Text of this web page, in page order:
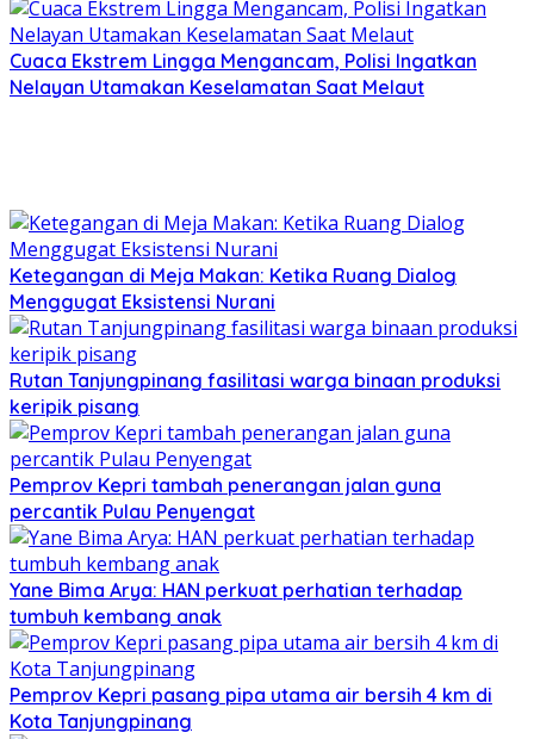
Cuaca Ekstrem Lingga Mengancam, Polisi Ingatkan
Nelayan Utamakan Keselamatan Saat Melaut
Ketegangan di Meja Makan: Ketika Ruang Dialog
Menggugat Eksistensi Nurani
Rutan Tanjungpinang fasilitasi warga binaan produksi
keripik pisang
Pemprov Kepri tambah penerangan jalan guna
percantik Pulau Penyengat
Yane Bima Arya: HAN perkuat perhatian terhadap
tumbuh kembang anak
Pemprov Kepri pasang pipa utama air bersih 4 km di
Kota Tanjungpinang